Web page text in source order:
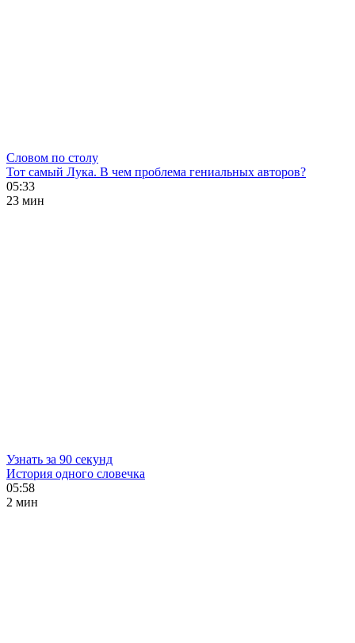
Словом по столу
Тот самый Лука. В чем проблема гениальных авторов?
05:33
23 мин
Узнать за 90 секунд
История одного словечка
05:58
2 мин